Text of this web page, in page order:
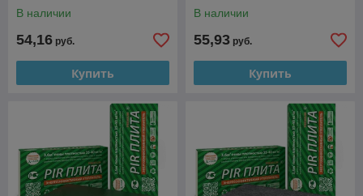
В наличии
54,16 руб.
Купить
В наличии
55,93 руб.
Купить